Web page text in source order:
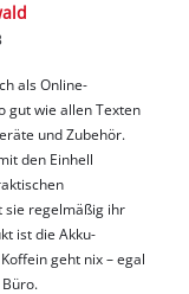
als Online-
gut wie allen Texten
und Zubehör.
den Einhell
sie regelmäßig ihr
ist die Akku-
geht nix – egal